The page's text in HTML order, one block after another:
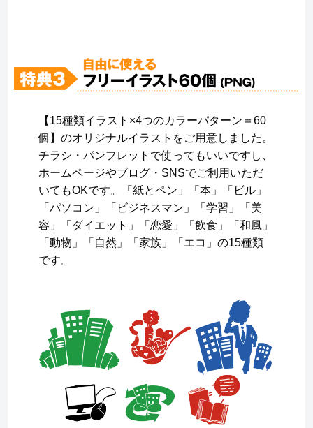
【15種類イラスト×4つのカラーパターン＝60
個】のオリジナルイラストをご用意しました。
チラシ・パンフレットで使ってもいいですし、
ホームページやブログ・SNSでご利用いただ
いてもOKです。「紙とペン」「本」「ビル」
「パソコン」「ビジネスマン」「学習」「美
容」「ダイエット」「恋愛」「飲食」「和風」
「動物」「自然」「家族」「エコ」の15種類
です。